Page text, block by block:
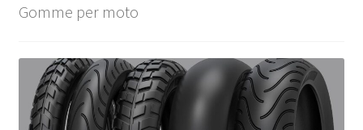
Gomme per moto